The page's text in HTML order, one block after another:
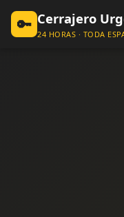
🔑 Cerrajero
24 HORAS · TODA